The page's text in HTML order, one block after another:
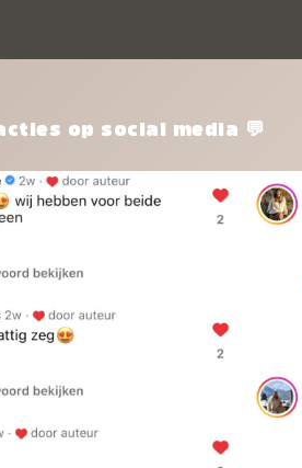
op social media 💬